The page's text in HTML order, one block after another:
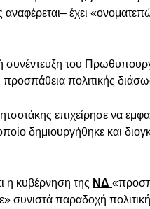
έχει
συνέντευξη του
πολιτικής
επιχείρησε να
δημιουργήθηκε και
κυβέρνηση της ΝΔ
συνιστά παραδοχή